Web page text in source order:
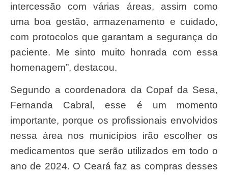
intercessão com várias áreas, assim como
uma boa gestão, armazenamento e cuidado,
com protocolos que garantam a segurança do
paciente. Me sinto muito honrada com essa
homenagem”, destacou.
Segundo a coordenadora da Copaf da Sesa,
Fernanda Cabral, esse é um momento
importante, porque os profissionais envolvidos
nessa área nos municípios irão escolher os
medicamentos que serão utilizados em todo o
ano de 2024. O Ceará faz as compras desses